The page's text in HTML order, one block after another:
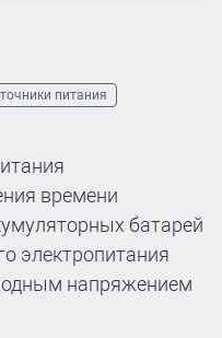
питания
времени
батарей
электропитания
напряжением